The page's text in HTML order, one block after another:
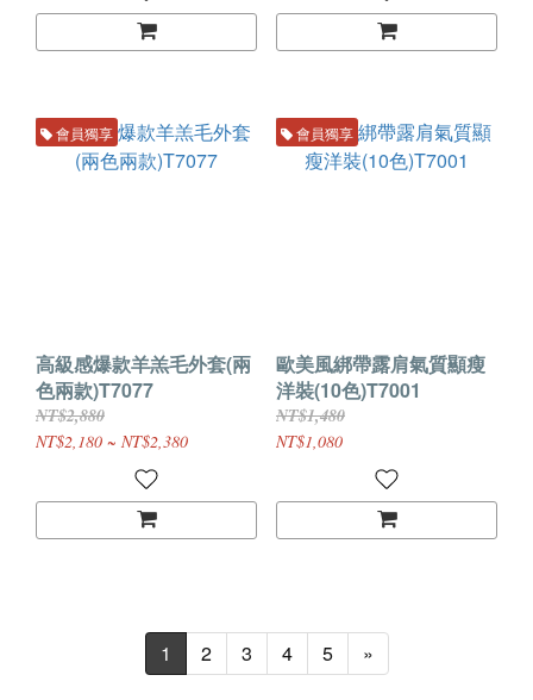
會員獨享
高級感爆款羊羔毛外套(兩
色兩款)T7077
NT$2,880
NT$2,180 ~ NT$2,380
會員獨享
歐美風綁帶露肩氣質顯瘦
洋裝(10色)T7001
NT$1,480
NT$1,080
1 2 3 4 5 »